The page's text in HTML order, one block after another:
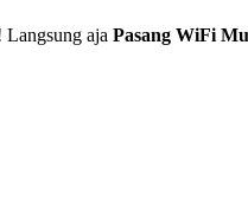
aja Pasang WiFi